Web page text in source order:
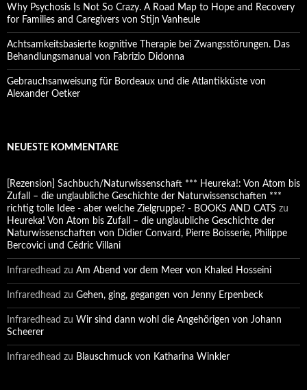
Why Psychosis Is Not So Crazy. A Road Map to Hope and Recovery
for Families and Caregivers von Stijn Vanheule
Achtsamkeitsbasierte kognitive Therapie bei Zwangsstörungen. Das
Behandlungsmanual von Fabrizio Didonna
Gebrauchsanweisung für Bordeaux und die Atlantikküste von
Alexander Oetker
NEUESTE KOMMENTARE
[Rezension] Sachbuch/Naturwissenschaft *** Heureka!: Von Atom bis
Zufall – die unglaubliche Geschichte der Naturwissenschaften ***
richtig tolle Idee - aber welche Zielgruppe? - BOOKS AND CATS zu
Heureka! Von Atom bis Zufall – die unglaubliche Geschichte der
Naturwissenschaften von Didier Convard, Pierre Boisserie, Philippe
Bercovici und Cédric Villani
Infraredhead zu Am Abend vor dem Meer von Khaled Hosseini
Infraredhead zu Gehen, ging, gegangen von Jenny Erpenbeck
Infraredhead zu Wir sind dann wohl die Angehörigen von Johann
Scheerer
Infraredhead zu Blauschmuck von Katharina Winkler